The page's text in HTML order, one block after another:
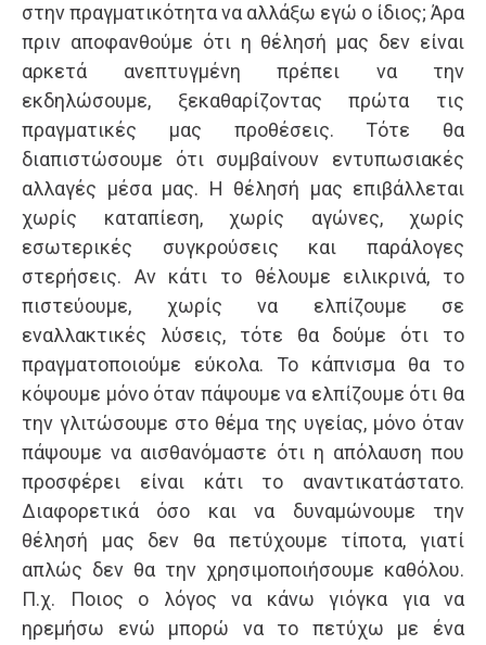
στην πραγματικότητα να αλλάξω εγώ ο ίδιος; Άρα
πριν αποφανθούμε ότι η θέλησή μας δεν είναι
αρκετά ανεπτυγμένη πρέπει να την
εκδηλώσουμε, ξεκαθαρίζοντας πρώτα τις
πραγματικές μας προθέσεις. Τότε θα
διαπιστώσουμε ότι συμβαίνουν εντυπωσιακές
αλλαγές μέσα μας. Η θέλησή μας επιβάλλεται
χωρίς καταπίεση, χωρίς αγώνες, χωρίς
εσωτερικές συγκρούσεις και παράλογες
στερήσεις. Αν κάτι το θέλουμε ειλικρινά, το
πιστεύουμε, χωρίς να ελπίζουμε σε
εναλλακτικές λύσεις, τότε θα δούμε ότι το
πραγματοποιούμε εύκολα. Το κάπνισμα θα το
κόψουμε μόνο όταν πάψουμε να ελπίζουμε ότι θα
την γλιτώσουμε στο θέμα της υγείας, μόνο όταν
πάψουμε να αισθανόμαστε ότι η απόλαυση που
προσφέρει είναι κάτι το αναντικατάστατο.
Διαφορετικά όσο και να δυναμώνουμε την
θέλησή μας δεν θα πετύχουμε τίποτα, γιατί
απλώς δεν θα την χρησιμοποιήσουμε καθόλου.
Π.χ. Ποιος ο λόγος να κάνω γιόγκα για να
ηρεμήσω ενώ μπορώ να το πετύχω με ένα